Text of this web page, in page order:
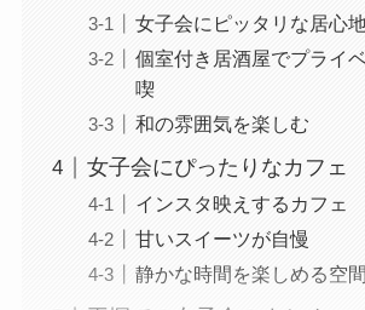
女子会にピッタリな居心
個室付き居酒屋でプライ
喫
和の雰囲気を楽しむ
女子会にぴったりなカフェ
インスタ映えするカフェ
甘いスイーツが自慢
静かな時間を楽しめる空間